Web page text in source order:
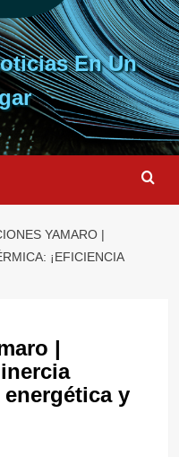
En Un
YAMARO |
¡EFICIENCIA
|
y